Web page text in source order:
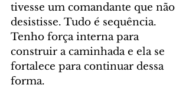
tivesse um comandante que não
desistisse. Tudo é sequência.
Tenho força interna para
construir a caminhada e ela se
fortalece para continuar dessa
forma.